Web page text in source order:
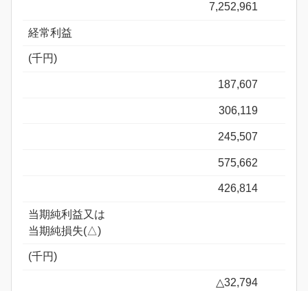
7,252,961
経常利益
(千円)
187,607
306,119
245,507
575,662
426,814
当期純利益又は
当期純損失(△)
(千円)
△32,794